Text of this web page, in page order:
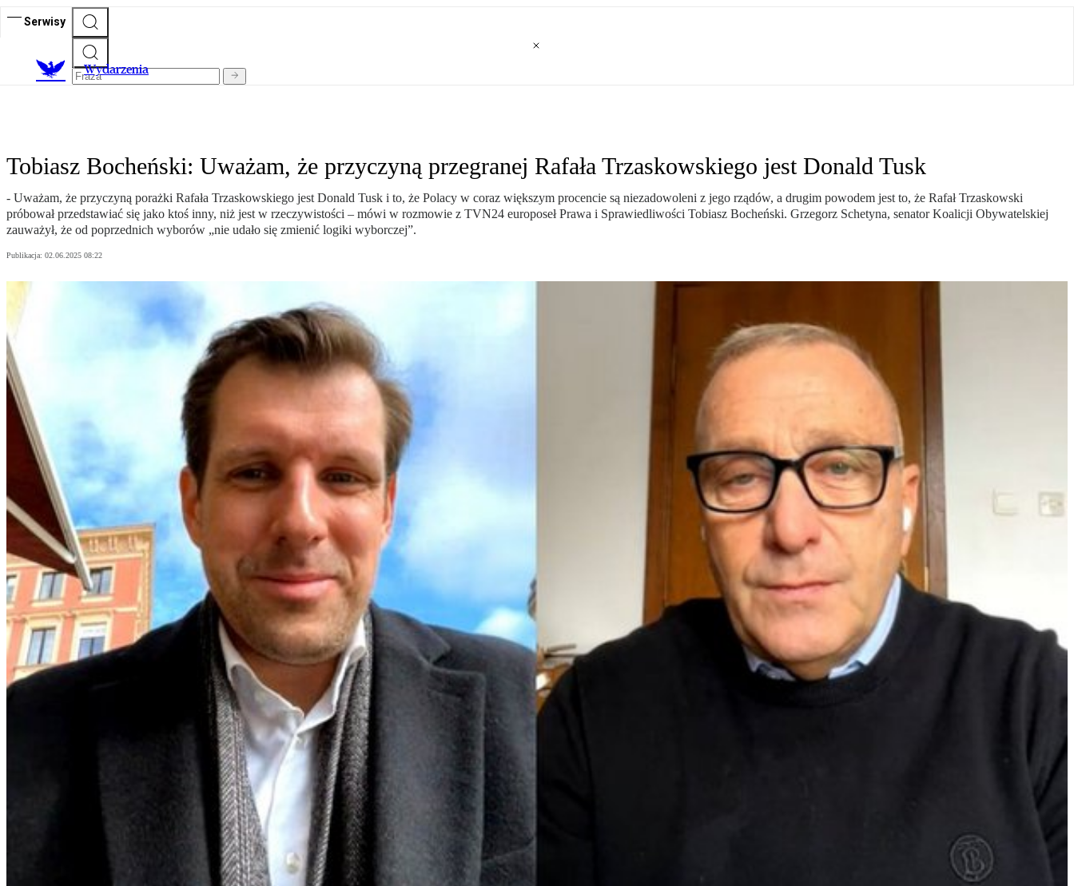
Serwisy
Wydarzenia
Tobiasz Bocheński: Uważam, że przyczyną przegranej Rafała Trzaskowskiego jest Donald Tusk
- Uważam, że przyczyną porażki Rafała Trzaskowskiego jest Donald Tusk i to, że Polacy w coraz większym procencie są niezadowoleni z jego rządów, a drugim powodem jest to, że Rafał Trzaskowski
próbował przedstawiać się jako ktoś inny, niż jest w rzeczywistości – mówi w rozmowie z TVN24 europoseł Prawa i Sprawiedliwości Tobiasz Bocheński. Grzegorz Schetyna, senator Koalicji Obywatelskiej
zauważył, że od poprzednich wyborów „nie udało się zmienić logiki wyborczej”.
Publikacja: 02.06.2025 08:22